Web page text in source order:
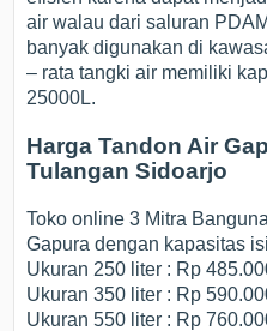
air walau dari saluran
banyak digunakan di
– rata tangki air memiliki
25000L.
Harga Tandon Air
Tulangan Sidoarjo
Toko online 3 Mitra
Gapura dengan kapasitas
Ukuran 250 liter : Rp
Ukuran 350 liter : Rp
Ukuran 550 liter : Rp